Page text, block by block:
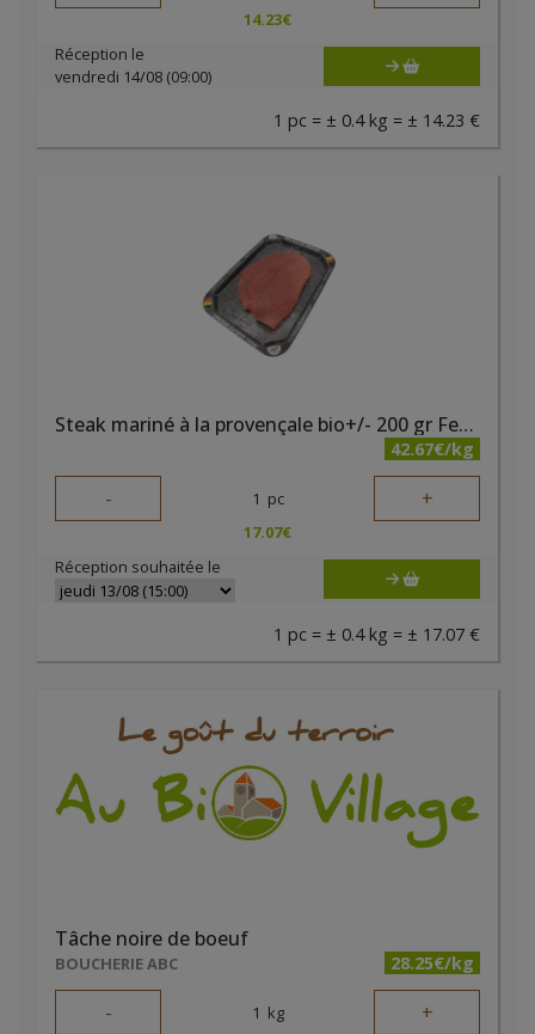
14.23€
Réception le
vendredi 14/08 (09:00)
1 pc = ± 0.4 kg = ± 14.23 €
Steak mariné à la provençale bio+/- 200 gr Ferme des Noyers
42.67€/kg
- 1 pc +
17.07€
Réception souhaitée le
1 pc = ± 0.4 kg = ± 17.07 €
Tâche noire de boeuf
BOUCHERIE ABC 28.25€/kg
- 1 kg +